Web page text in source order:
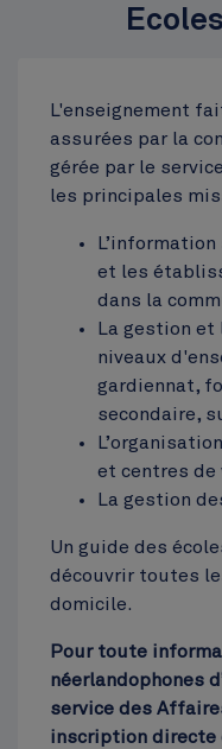
Cinquantenaire
L'enseignement
assurées par la
gérée par le
les principales
et les
dans la
La gestion
niveaux
gardiennat,
secondaire,
et centres de
La gestion
Un guide des
découvrir toutes
domicile.
Pour toute
néerlandophones
service des
inscription directe